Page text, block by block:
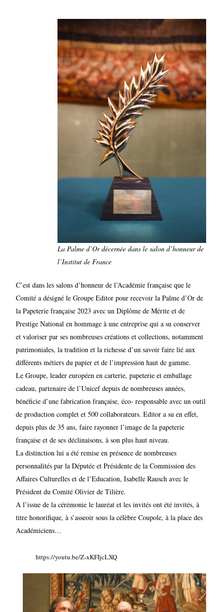
La Palme d’Or décernée dans le salon d’honneur de
l’Institut de France
C’est dans les salons d’honneur de l’Académie française que le
Comité a désigné le Groupe Editor pour recevoir la Palme d’Or de
la Papeterie française 2023 avec un Diplôme de Mérite et de
Prestige National en hommage à une entreprise qui a su conserver
et valoriser par ses nombreuses créations et collections, notamment
patrimoniales, la tradition et la richesse d’un savoir faire lié aux
différents métiers du papier et de l’impression haut de gamme.
Le Groupe, leader européen en carterie, papeterie et emballage
cadeau, partenaire de l’Unicef depuis de nombreuses années,
bénéficie d’une fabrication française, éco- responsable avec un outil
de production complet et 500 collaborateurs. Editor a su en effet,
depuis plus de 35 ans, faire rayonner l’image de la papeterie
française et de ses déclinaisons, à son plus haut niveau.
La distinction lui a été remise en présence de nombreuses
personnalités par la Députée et Présidente de la Commission des
Affaires Culturelles et de l’Education, Isabelle Rausch avec le
Président du Comité Olivier de Tilière.
A l’issue de la cérémonie le lauréat et les invités ont été invités, à
titre honorifique, à s’asseoir sous la célèbre Coupole, à la place des
Académiciens…
https://youtu.be/Z-xKFIjcLXQ